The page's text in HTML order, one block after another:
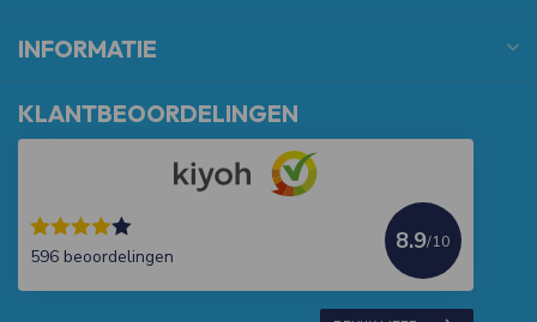
INFORMATIE
KLANTBEOORDELINGEN
596 beoordelingen
8.9/10